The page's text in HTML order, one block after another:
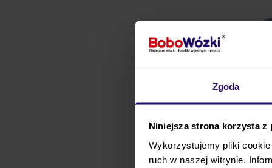
Zgoda
Niniejsza strona korzysta z
Wykorzystujemy pliki
ruch w naszej witrynie.